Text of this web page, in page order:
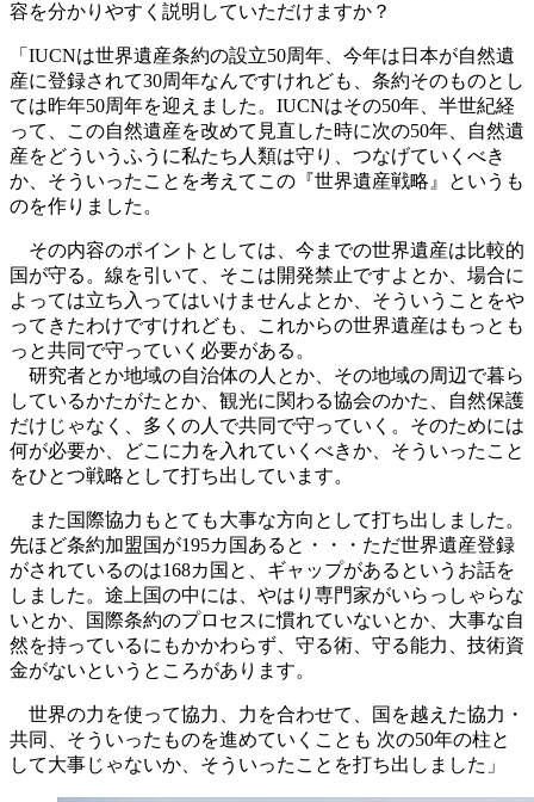
容を分かりやすく説明していただけますか？
「IUCNは世界遺産条約の設立50周年、今年は日本が自然遺
産に登録されて30周年なんですけれども、条約そのものとし
ては昨年50周年を迎えました。IUCNはその50年、半世紀経
って、この自然遺産を改めて見直した時に次の50年、自然遺
産をどういうふうに私たち人類は守り、つなげていくべき
か、そういったことを考えてこの『世界遺産戦略』というも
のを作りました。
その内容のポイントとしては、今までの世界遺産は比較的
国が守る。線を引いて、そこは開発禁止ですよとか、場合に
よっては立ち入ってはいけませんよとか、そういうことをや
ってきたわけですけれども、これからの世界遺産はもっとも
っと共同で守っていく必要がある。
研究者とか地域の自治体の人とか、その地域の周辺で暮ら
しているかたがたとか、観光に関わる協会のかた、自然保護
だけじゃなく、多くの人で共同で守っていく。そのためには
何が必要か、どこに力を入れていくべきか、そういったこと
をひとつ戦略として打ち出しています。
また国際協力もとても大事な方向として打ち出しました。
先ほど条約加盟国が195カ国あると・・・ただ世界遺産登録
がされているのは168カ国と、ギャップがあるというお話を
しました。途上国の中には、やはり専門家がいらっしゃらな
いとか、国際条約のプロセスに慣れていないとか、大事な自
然を持っているにもかかわらず、守る術、守る能力、技術資
金がないというところがあります。
世界の力を使って協力、力を合わせて、国を越えた協力・
共同、そういったものを進めていくことも 次の50年の柱と
して大事じゃないか、そういったことを打ち出しました」